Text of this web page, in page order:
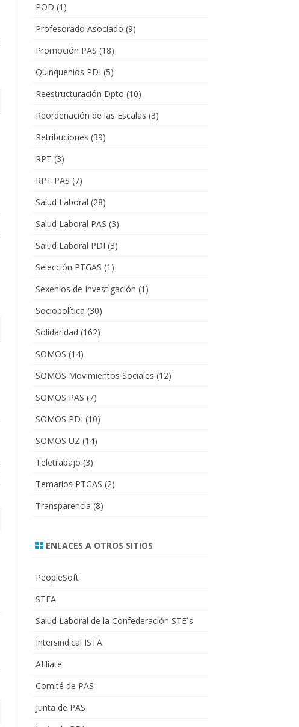
POD (1)
Profesorado Asociado (9)
Promoción PAS (18)
Quinquenios PDI (5)
Reestructuración Dpto (10)
Reordenación de las Escalas (3)
Retribuciones (39)
RPT (3)
RPT PAS (7)
Salud Laboral (28)
Salud Laboral PAS (3)
Salud Laboral PDI (3)
Selección PTGAS (1)
Sexenios de Investigación (1)
Sociopolítica (30)
Solidaridad (162)
SOMOS (14)
SOMOS Movimientos Sociales (12)
SOMOS PAS (7)
SOMOS PDI (10)
SOMOS UZ (14)
Teletrabajo (3)
Temarios PTGAS (2)
Transparencia (8)
ENLACES A OTROS SITIOS
PeopleSoft
STEA
Salud Laboral de la Confederación STE´s
Intersindical ISTA
Afíliate
Comité de PAS
Junta de PAS